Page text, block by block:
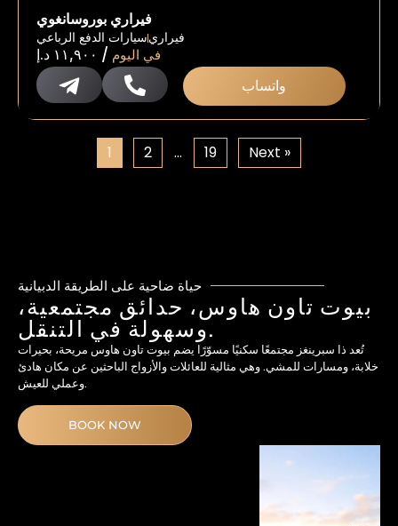
فيراري بوروسانغوي
سيارات الدفع الرباعيفيراري
١١,٩٠٠ د.إ / في اليوم
واتساب
1 2 … 19 Next »
حياة ضاحية على الطريقة الدبيانية
بيوت تاون هاوس، حدائق مجتمعية،
وسهولة في التنقل.
تُعد ذا سبرينغز مجتمعًا سكنيًا مسوّرًا يضم بيوت تاون هاوس مريحة، بحيرات
خلابة، ومسارات للمشي. وهي مثالية للعائلات والأزواج الباحثين عن مكان هادئ
وعملي للعيش.
BOOK NOW